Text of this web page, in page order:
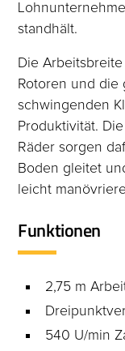
standhält.
Die
Rotoren und die
schwingenden
Produktivität.
Räder sorgen
Boden gleitet
leicht
Funktionen
2,75 m
540 U/min